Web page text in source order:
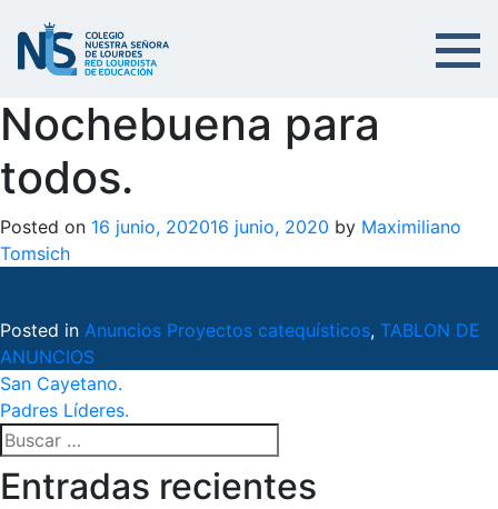
Nochebuena para
todos.
Posted on 16 junio, 202016 junio, 2020 by Maximiliano
Tomsich
Posted in Anuncios Proyectos catequísticos, TABLON DE
ANUNCIOS
Navegación
de
entradas
San Cayetano.
Padres Líderes.
Buscar:
Entradas recientes